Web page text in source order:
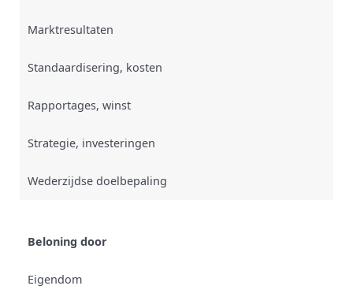
Marktresultaten
Standaardisering, kosten
Rapportages, winst
Strategie, investeringen
Wederzijdse doelbepaling
Beloning door
Eigendom